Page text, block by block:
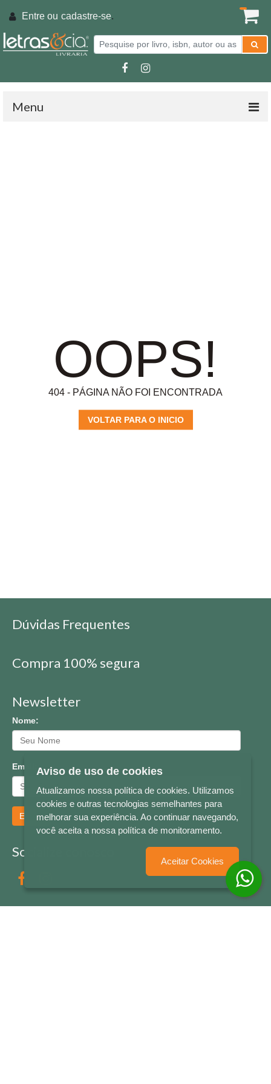
Entre ou cadastre-se.
Menu
OOPS!
404 - PÁGINA NÃO FOI ENCONTRADA
VOLTAR PARA O INICIO
Dúvidas Frequentes
Compra 100% segura
Newsletter
Nome:
Email:
Enviar
Socialize conosco
Aviso de uso de cookies
Atualizamos nossa política de cookies. Utilizamos
cookies e outras tecnologias semelhantes para
melhorar sua experiência. Ao continuar navegando,
você aceita a nossa política de monitoramento.
Aceitar Cookies